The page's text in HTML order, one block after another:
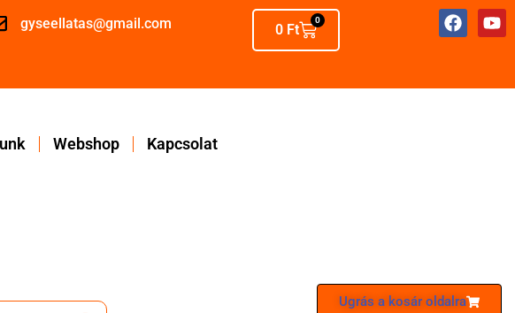
gyseellatas@gmail.com
0 Ft
0
Webshop Kapcsolat
Ugrás a kosár oldalra